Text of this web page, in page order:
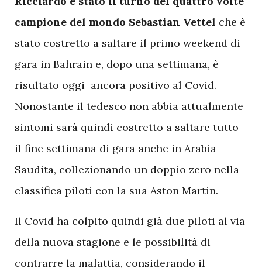
campione del mondo Sebastian Vettel che è
stato costretto a saltare il primo weekend di
gara in Bahrain e, dopo una settimana, è
risultato oggi ancora positivo al Covid.
Nonostante il tedesco non abbia attualmente
sintomi sarà quindi costretto a saltare tutto
il fine settimana di gara anche in Arabia
Saudita, collezionando un doppio zero nella
classifica piloti con la sua Aston Martin.
Il Covid ha colpito quindi già due piloti al via
della nuova stagione e le possibilità di
contrarre la malattia, considerando il